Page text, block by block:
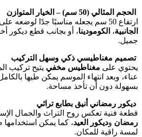
الحجم المثالي (50 سم) – الخيار المتوازن
ارتفاع 50 سم يجعله مناسبًا جدًا لوضعه على
الجانبية، الكومودينا، أو بجانب قطع ديكور
جميل.
تصميم مغناطيسي ذكي وسهل التركيب
يحتوي على مغناطيس مخفي يتيح تركيب
عناء، وبعد انتهاء الموسم يمكن طيها
بسهولة دون أن تأخذ مساحة.
ديكور رمضاني أنيق بطابع تراثي
قطعة فنية تعكس روح التراث والجمال
رمضان وديكور العيد، كما يمكن استخدامها
لمسة راقية للمكان.